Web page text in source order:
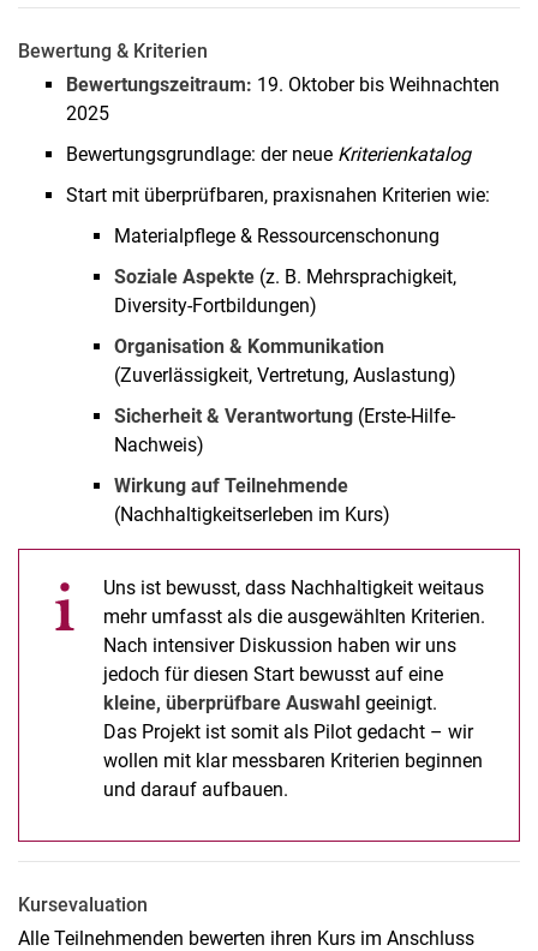
Bewertung & Kriterien
Bewertungszeitraum: 19. Oktober bis Weihnachten
2025
Bewertungsgrundlage: der neue Kriterienkatalog
Start mit überprüfbaren, praxisnahen Kriterien wie:
Materialpflege & Ressourcenschonung
Soziale Aspekte (z. B. Mehrsprachigkeit,
Diversity-Fortbildungen)
Organisation & Kommunikation
(Zuverlässigkeit, Vertretung, Auslastung)
Sicherheit & Verantwortung (Erste-Hilfe-
Nachweis)
Wirkung auf Teilnehmende
(Nachhaltigkeitserleben im Kurs)
Uns ist bewusst, dass Nachhaltigkeit weitaus
mehr umfasst als die ausgewählten Kriterien.
Nach intensiver Diskussion haben wir uns
jedoch für diesen Start bewusst auf eine
kleine, überprüfbare Auswahl geeinigt.
Das Projekt ist somit als Pilot gedacht – wir
wollen mit klar messbaren Kriterien beginnen
und darauf aufbauen.
Kursevaluation
Alle Teilnehmenden bewerten ihren Kurs im Anschluss